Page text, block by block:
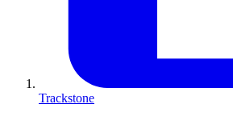
Trackstone